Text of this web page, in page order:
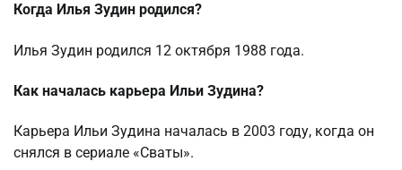
Когда Илья Зудин родился?
Илья Зудин родился 12 октября 1988 года.
Как началась карьера Ильи Зудина?
Карьера Ильи Зудина началась в 2003 году, когда он
снялся в сериале «Сваты».